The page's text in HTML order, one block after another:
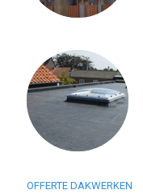
OFFERTE DAKWERKEN